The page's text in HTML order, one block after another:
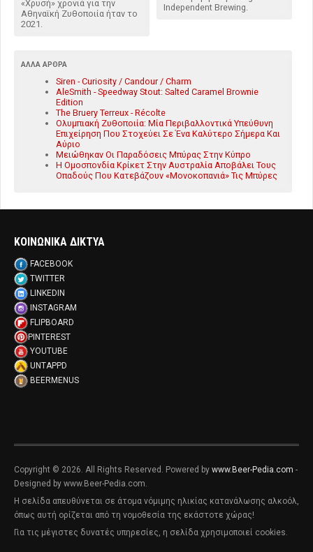
«Χρυσή» χρονιά για την
Αθηναϊκή Ζυθοποιία ήταν το
2021.
Independent Brewing.
ΆΛΛΑ ΆΡΘΡΑ
Siren - Curiosity / Candour / Charm
AleSmith - Speedway Stout: Salted Caramel Brownie
Edition
The Bruery Terreux - Récolte
Ολυμπιακή Ζυθοποιία: Μία Περιβαλλοντικά Υπεύθυνη
Επιχείρηση Που Στοχεύει Σε Ένα Καλύτερο Σήμερα Και
Αύριο
Μειώθηκαν Οι Παραδόσεις Μπύρας Στην Κύπρο
Η Ομοσπονδία Κρίκετ Στην Αυστραλία Αποβάλει Τους
Οπαδούς Που Κατεβάζουν «Μονοκοπανιά» Τις Μπύρες
ΚΟΙΝΩΝΙΚΑ ΔΙΚΤΥΑ
FACEBOOK
TWITTER
LINKEDIN
INSTAGRAM
FLIPBOARD
PINTEREST
YOUTUBE
UNTAPPD
BEERMENUS
Copyright © 2026. All Rights Reserved. Powered by www.Beer-Pedia.com -
Designed by www.Beer-Pedia.com.
Η σελίδα απευθύνεται σε άτομα νόμιμης ηλικίας κατανάλωσης αλκοόλ,
όπως αυτή ορίζεται από τη νομοθεσία της εκάστοτε χώρας!
Για τις μέγιστες δυνατές υπηρεσίες, η σελίδα χρησιμοποιεί cookies.